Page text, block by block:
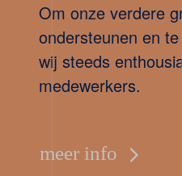
Om onze verdere
ondersteunen en
wij steeds
medewerkers.
meer info